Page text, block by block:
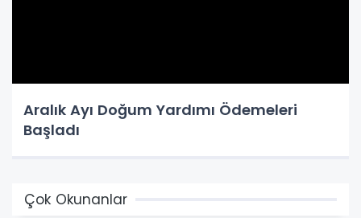
Aralık Ayı Doğum Yardımı Ödemeleri
Başladı
Çok Okunanlar